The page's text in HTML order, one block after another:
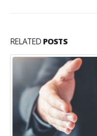
RELATED POSTS